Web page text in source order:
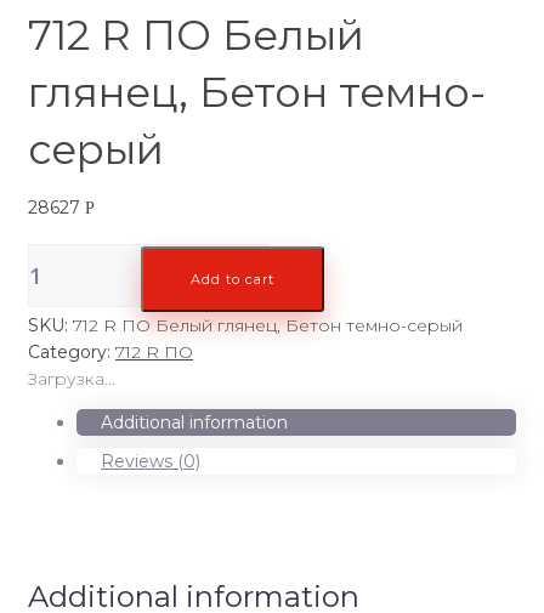
712 R ПО Белый
глянец, Бетон темно-
серый
28627 Р
R
Белый
глянец,
Бетон
темно-
серый
quantity
Add to cart
SKU: 712 R ПО Белый глянец, Бетон темно-серый
Category: 712 R ПО
Загрузка...
Additional information
Reviews (0)
Additional information